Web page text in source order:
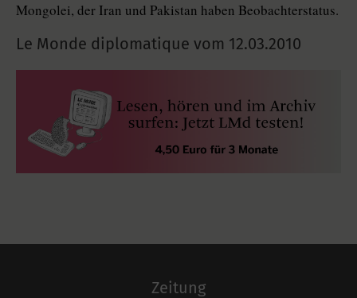
Mongolei, der Iran und Pakistan haben Beobachterstatus.
Le Monde diplomatique vom 12.03.2010
Zeitung